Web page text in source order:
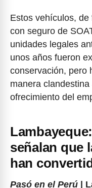
Estos vehículos,
con seguro de
unidades legales
unos años fueron
conservación, pero
manera
ofrecimiento del
señalan que
han
Pasó en el Perú |